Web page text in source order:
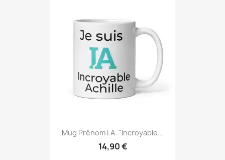
Mug Prénom I.A. "Incroyable...
14,90 €